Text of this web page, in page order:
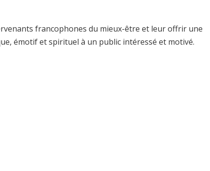
francophones du mieux-être et leur offrir une
émotif et spirituel à un public intéressé et motivé.